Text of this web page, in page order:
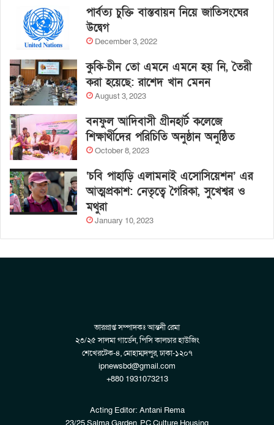
পার্বত্য চুক্তি বাস্তবায়ন নিয়ে জাতিসংঘের
উদ্বেগ
December 3, 2022
কুকি-চীন তো এমনে এমনে হয় নি, তৈরী
করা হয়েছে: রাশেদ খান মেনন
August 3, 2023
বনফুল আদিবাসী গ্রীনহার্ট কলেজে
শিক্ষার্থীদের পরিচিতি অনুষ্ঠান অনুষ্ঠিত
October 8, 2023
‘চবি পাহাড়ি এলামনাই এসোসিয়েশন’ এর
আত্মপ্রকাশ: নেতৃত্বে গৈরিকা, সুখেশ্বর ও
মথুরা
January 10, 2023
ভারপ্রাপ্ত সম্পাদকঃ আন্তনী রেমা
২৩/২৫ সালমা গার্ডেন, পিসি কালচার হাউজিং
শেখেরটেক-৪, মোহাম্মদপুর, ঢাকা-১২০৭
ipnewsbd@gmail.com
+880 1931073213
Acting Editor: Antani Rema